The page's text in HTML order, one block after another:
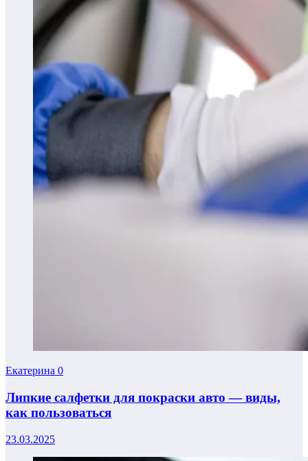
Екатерина 0
Липкие салфетки для покраски авто — виды,
как пользоваться
23.03.2025